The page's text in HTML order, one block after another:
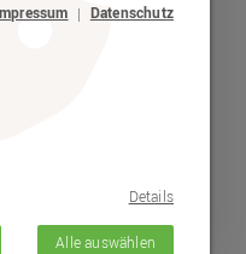
Alle auswählen
| Datenschutz
Details